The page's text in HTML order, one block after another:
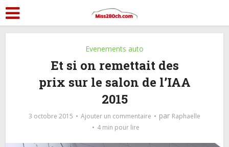
Evenements auto
Et si on remettait des
prix sur le salon de l’IAA
2015
3 octobre 2015 Ajouter un commentaire par Raphaelle
4 min pour lire